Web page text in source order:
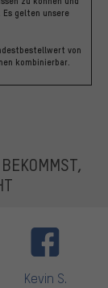
Es gelten unsere
von
kombinierbar.
Kevin S.